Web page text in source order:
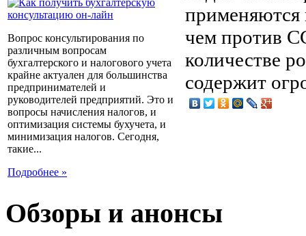
Вопрос консультирования по
различным вопросам
бухгалтерского и налогового учета
крайне актуален для большинства
предпринимателей и
руководителей предприятий. Это и
вопросы начисления налогов, и
оптимизация системы бухучета, и
минимизация налогов. Сегодня,
такие...
Подробнее »
применяются
чем против
количестве
содержит
Обзоры и анонсы